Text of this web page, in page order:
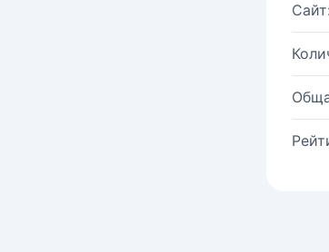
Сайт: